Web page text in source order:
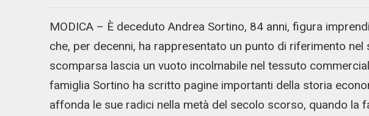
MODICA – È deceduto Andrea Sortino, 84 anni, figura
che, per decenni, ha rappresentato un punto di riferimento nel
scomparsa lascia un vuoto incolmabile nel tessuto
famiglia Sortino ha scritto pagine importanti della storia
affonda le sue radici nella metà del secolo scorso, quando la